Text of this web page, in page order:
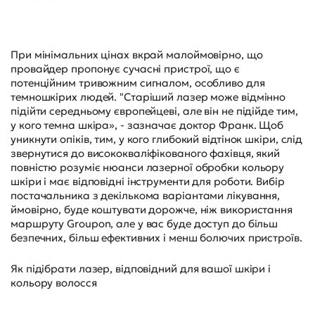
При мінімальних цінах вкрай малоймовірно, що
провайдер пропонує сучасні пристрої, що є
потенційним тривожним сигналом, особливо для
темношкірих людей. "Старіший лазер може відмінно
підійти середньому європейцеві, але він не підійде тим,
у кого темна шкіра», - зазначає доктор Франк. Щоб
уникнути опіків, тим, у кого глибокий відтінок шкіри, слід
звернутися до висококваліфікованого фахівця, який
повністю розуміє нюанси лазерної обробки кольору
шкіри і має відповідні інструменти для роботи. Вибір
постачальника з декількома варіантами лікування,
ймовірно, буде коштувати дорожче, ніж використання
маршруту Groupon, але у вас буде доступ до більш
безпечних, більш ефективних і менш болючих пристроїв.
Як підібрати лазер, відповідний для вашої шкіри і
кольору волосся